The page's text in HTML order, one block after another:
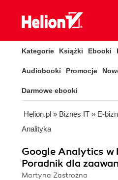
Kategorie Książki Ebooki
Audiobooki Promocje
Darmowe ebooki
Helion.pl » Biznes IT » E-
Analityka
Google Analytics w
Poradnik dla
Martyna Zastrożna